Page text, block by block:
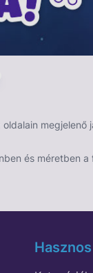
és méretben